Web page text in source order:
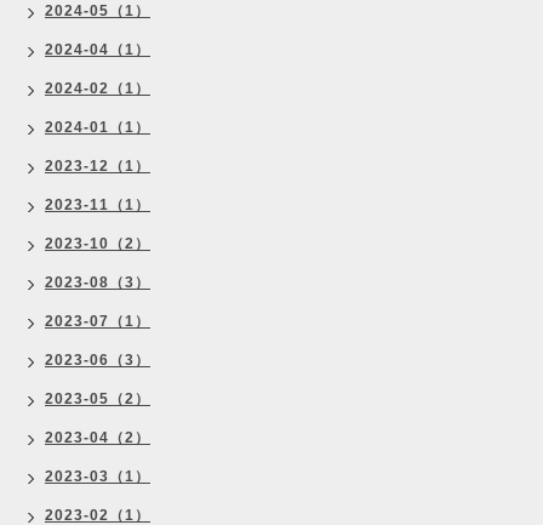
2024-05（1）
2024-04（1）
2024-02（1）
2024-01（1）
2023-12（1）
2023-11（1）
2023-10（2）
2023-08（3）
2023-07（1）
2023-06（3）
2023-05（2）
2023-04（2）
2023-03（1）
2023-02（1）